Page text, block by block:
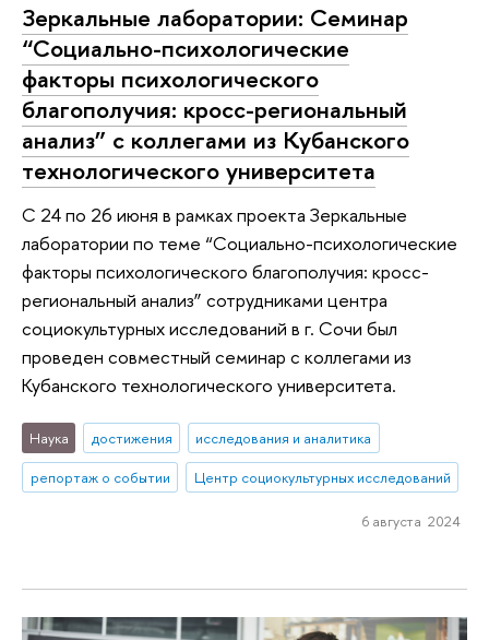
Зеркальные лаборатории: Семинар
“Социально-психологические
факторы психологического
благополучия: кросс-региональный
анализ” с коллегами из Кубанского
технологического университета
С 24 по 26 июня в рамках проекта Зеркальные
лаборатории по теме “Социально-психологические
факторы психологического благополучия: кросс-
региональный анализ” сотрудниками центра
социокультурных исследований в г. Сочи был
проведен совместный семинар с коллегами из
Кубанского технологического университета.
Наука достижения
исследования и аналитика
репортаж о событии
Центр социокультурных исследований
6 августа 2024